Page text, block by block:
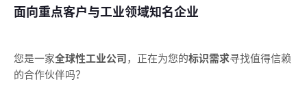
面向重点客户与工业领域知名企业
您是一家全球性工业公司，正在为您的标识需求寻找值得信赖
的合作伙伴吗？